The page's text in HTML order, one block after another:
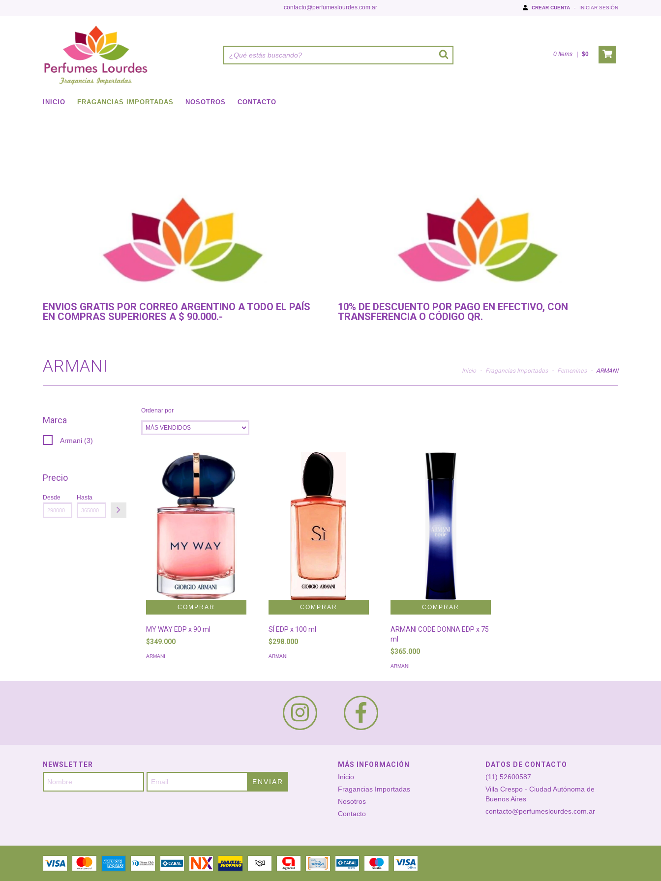
contacto@perfumeslourdes.com.ar CREAR CUENTA - INICIAR SESIÓN
0Items | $0
INICIO FRAGANCIAS IMPORTADAS NOSOTROS CONTACTO
ENVIOS GRATIS POR CORREO ARGENTINO A TODO EL PAÍS
EN COMPRAS SUPERIORES A $ 90.000.-
10% DE DESCUENTO POR PAGO EN EFECTIVO, CON
TRANSFERENCIA O CÓDIGO QR.
ARMANI Inicio - Fragancias Importadas - Femeninas - ARMANI
Marca
Armani (3)
Precio
Desde Hasta
Ordenar por
MY WAY EDP x 90 ml
$349.000
ARMANI
SÍ EDP x 100 ml
$298.000
ARMANI
ARMANI CODE DONNA EDP x 75
ml
$365.000
ARMANI
NEWSLETTER
MÁS INFORMACIÓN
Inicio
Fragancias Importadas
Nosotros
Contacto
DATOS DE CONTACTO
(11) 52600587
Villa Crespo - Ciudad Autónoma de
Buenos Aires
contacto@perfumeslourdes.com.ar